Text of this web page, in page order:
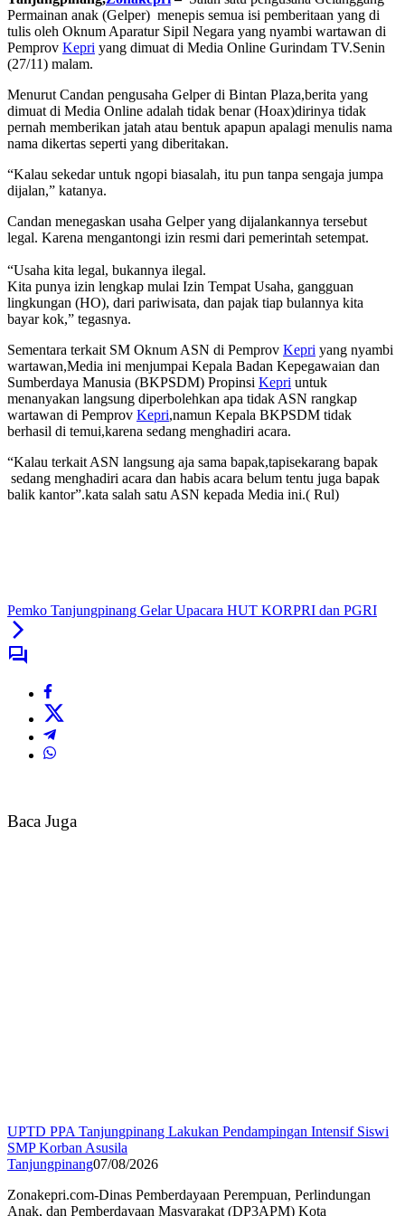
Permainan anak (Gelper) menepis semua isi pemberitaan yang di
tulis oleh Oknum Aparatur Sipil Negara yang nyambi wartawan di
Pemprov Kepri yang dimuat di Media Online Gurindam TV.Senin
(27/11) malam.
Menurut Candan pengusaha Gelper di Bintan Plaza,berita yang
dimuat di Media Online adalah tidak benar (Hoax)dirinya tidak
pernah memberikan jatah atau bentuk apapun apalagi menulis nama
nama dikertas seperti yang diberitakan.
“Kalau sekedar untuk ngopi biasalah, itu pun tanpa sengaja jumpa
dijalan,” katanya.
Candan menegaskan usaha Gelper yang dijalankannya tersebut
legal. Karena mengantongi izin resmi dari pemerintah setempat.
“Usaha kita legal, bukannya ilegal.
Kita punya izin lengkap mulai Izin Tempat Usaha, gangguan
lingkungan (HO), dari pariwisata, dan pajak tiap bulannya kita
bayar kok,” tegasnya.
Sementara terkait SM Oknum ASN di Pemprov Kepri yang nyambi
wartawan,Media ini menjumpai Kepala Badan Kepegawaian dan
Sumberdaya Manusia (BKPSDM) Propinsi Kepri untuk
menanyakan langsung diperbolehkan apa tidak ASN rangkap
wartawan di Pemprov Kepri,namun Kepala BKPSDM tidak
berhasil di temui,karena sedang menghadiri acara.
“Kalau terkait ASN langsung aja sama bapak,tapisekarang bapak
sedang menghadiri acara dan habis acara belum tentu juga bapak
balik kantor”.kata salah satu ASN kepada Media ini.( Rul)
Pemko Tanjungpinang Gelar Upacara HUT KORPRI dan PGRI
Baca Juga
UPTD PPA Tanjungpinang Lakukan Pendampingan Intensif Siswi
SMP Korban Asusila
Tanjungpinang07/08/2026
Zonakepri.com-Dinas Pemberdayaan Perempuan, Perlindungan
Anak, dan Pemberdayaan Masyarakat (DP3APM) Kota